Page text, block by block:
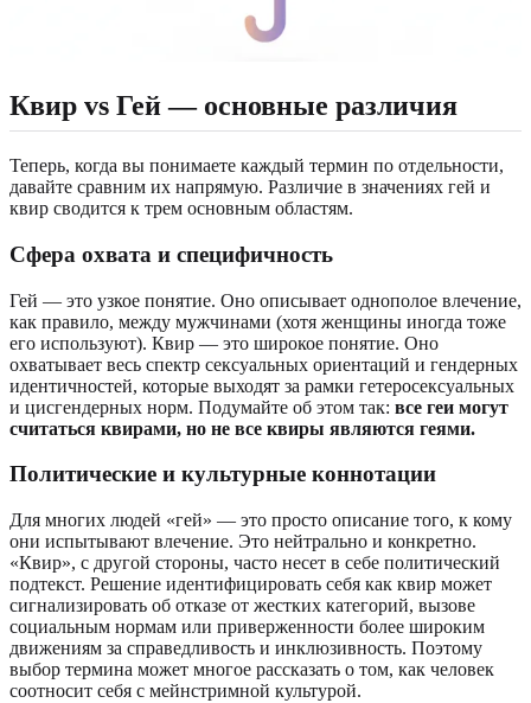
Квир vs Гей — основные различия
Теперь, когда вы понимаете каждый термин по отдельности,
давайте сравним их напрямую. Различие в значениях гей и
квир сводится к трем основным областям.
Сфера охвата и специфичность
Гей — это узкое понятие. Оно описывает однополое влечение,
как правило, между мужчинами (хотя женщины иногда тоже
его используют). Квир — это широкое понятие. Оно
охватывает весь спектр сексуальных ориентаций и гендерных
идентичностей, которые выходят за рамки гетеросексуальных
и цисгендерных норм. Подумайте об этом так: все геи могут
считаться квирами, но не все квиры являются геями.
Политические и культурные коннотации
Для многих людей «гей» — это просто описание того, к кому
они испытывают влечение. Это нейтрально и конкретно.
«Квир», с другой стороны, часто несет в себе политический
подтекст. Решение идентифицировать себя как квир может
сигнализировать об отказе от жестких категорий, вызове
социальным нормам или приверженности более широким
движениям за справедливость и инклюзивность. Поэтому
выбор термина может многое рассказать о том, как человек
соотносит себя с мейнстримной культурой.